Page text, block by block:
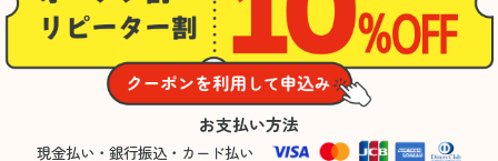
お支払い方法
現金払い・銀行振込・カード払い